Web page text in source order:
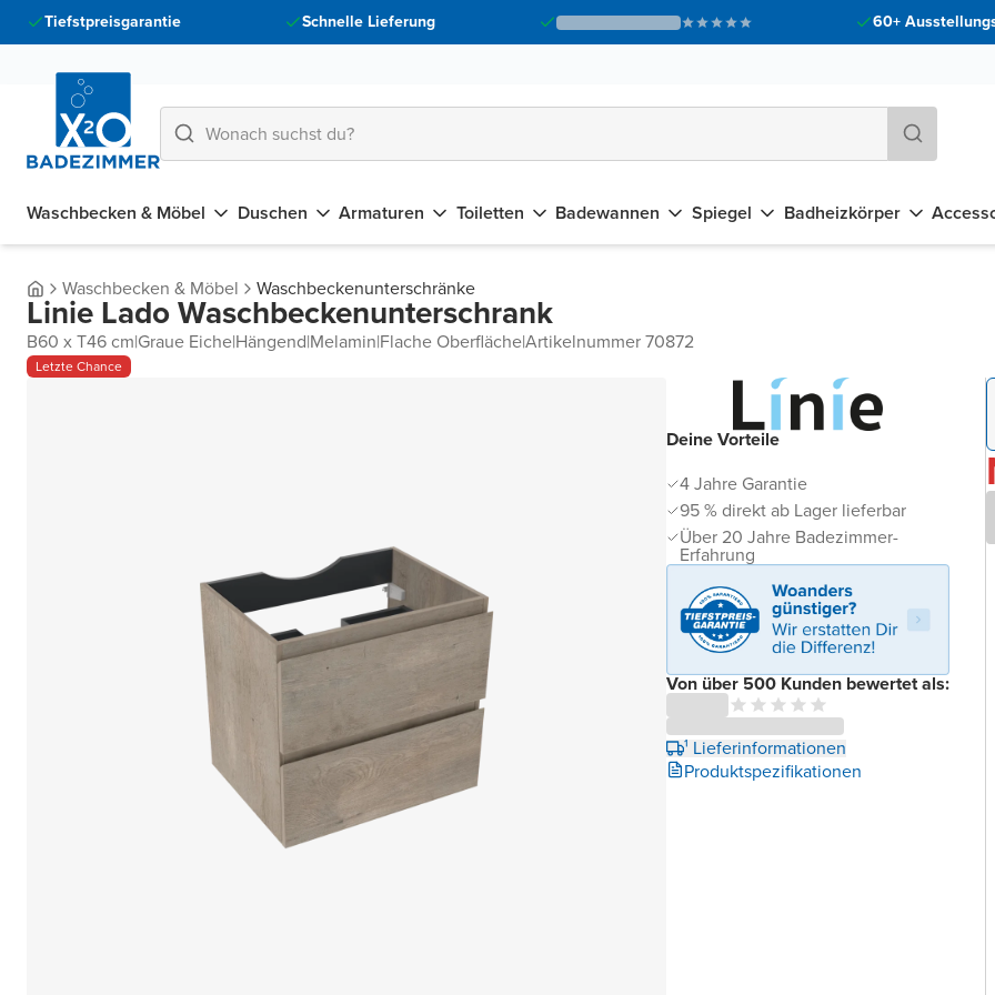
Tiefstpreisgarantie Schnelle Lieferung 60+
Waschbecken & Möbel Duschen Armaturen Toiletten Badewannen Spiegel Badheizkörper
Waschbecken & Möbel Waschbeckenunterschränke
Linie Lado Waschbeckenunterschrank
B60 x T46 cm|Graue Eiche|Hängend|Melamin|Flache Oberfläche|Artikelnummer 70872
Letzte Chance
Deine Vorteile
4 Jahre Garantie
95 % direkt ab Lager lieferbar
Über 20 Jahre Badezimmer-
Erfahrung
Von über 500 Kunden bewertet als:
¹ Lieferinformationen
Produktspezifikationen